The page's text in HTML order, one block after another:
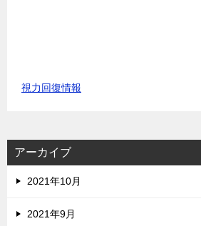
視力回復情報
アーカイブ
2021年10月
2021年9月